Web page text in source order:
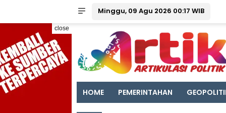
Minggu, 09 Agu 2026 00:17 WIB
close
HOME PEMERINTAHAN